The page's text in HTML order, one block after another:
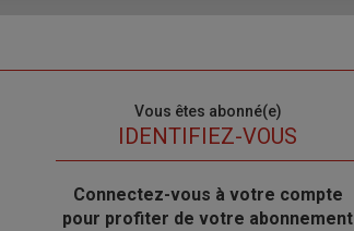
Vous êtes abonné(e)
IDENTIFIEZ-VOUS
Body
Connectez-vous à votre compte
pour profiter de votre abonnement